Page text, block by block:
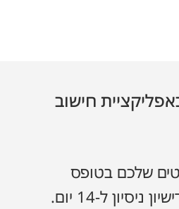
שלכם בטופס
מטה לבקשת רישיון ניסיון ל-14 יום.
חישוב